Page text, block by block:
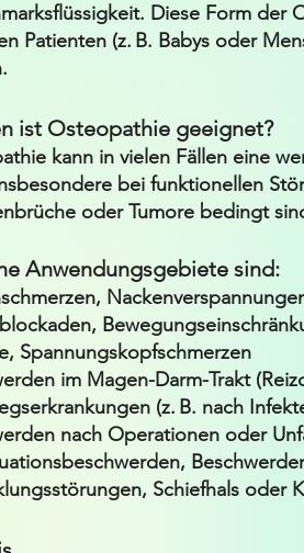
Diese Form der
Patienten (z. B. Babys oder
ist Osteopathie geeignet?
kann in vielen Fällen eine
bei funktionellen
oder Tumore bedingt
Anwendungsgebiete sind:
Spannungskopfschmerzen
im Magen-Darm-Trakt
(z. B. nach
nach Operationen oder
Schiefhals oder